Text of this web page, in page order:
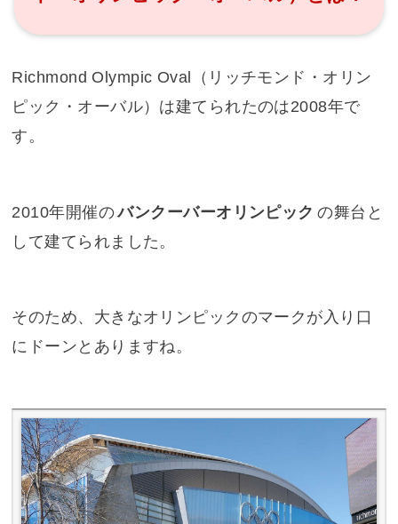
Richmond Olympic Oval（リッチモンド・オリン
ピック・オーバル）は建てられたのは2008年で
す。
2010年開催のバンクーバーオリンピック の舞台と
して建てられました。
そのため、大きなオリンピックのマークが入り口
にドーンとありますね。